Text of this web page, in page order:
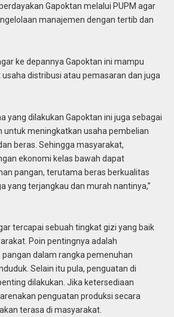
Gapoktan melalui PUPM agar
manajemen dengan tertib dan
ke depannya Gapoktan ini mampu
distribusi atau pemasaran dan juga
yang dilakukan Gapoktan ini juga sebagai
untuk meningkatkan usaha pembelian
beras. Sehingga masyarakat,
ekonomi kelas bawah dapat
pangan, terutama beras berkualitas
yang terjangkau dan murah nantinya,”
tercapai sebuah tingkat gizi yang baik
Poin pentingnya adalah
dalam rangka pemenuhan
Selain itu pula, penguatan di
dilakukan. Jika ketersediaan
penguatan produksi secara
terasa di masyarakat.